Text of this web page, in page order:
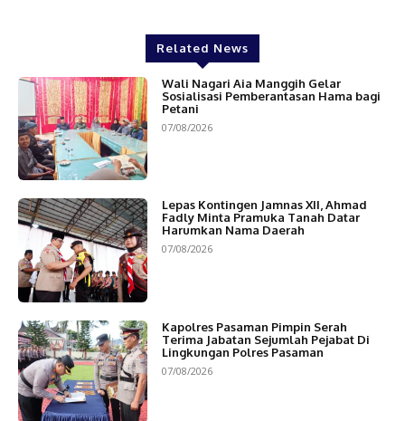
Related News
Wali Nagari Aia Manggih Gelar
Sosialisasi Pemberantasan Hama bagi
Petani
07/08/2026
Lepas Kontingen Jamnas XII, Ahmad
Fadly Minta Pramuka Tanah Datar
Harumkan Nama Daerah
07/08/2026
Kapolres Pasaman Pimpin Serah
Terima Jabatan Sejumlah Pejabat Di
Lingkungan Polres Pasaman
07/08/2026